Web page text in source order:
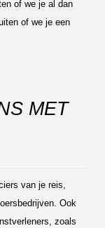
of we je al dan
of we je een
MET
van je reis,
Ook
zoals